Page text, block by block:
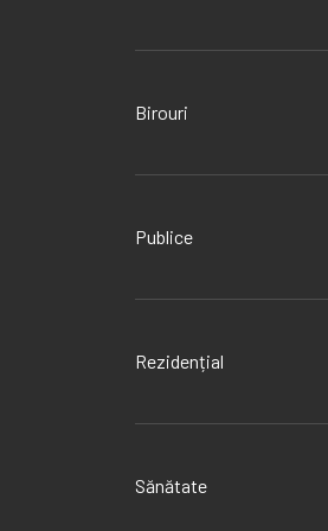
Birouri
Publice
Rezidențial
Sănătate